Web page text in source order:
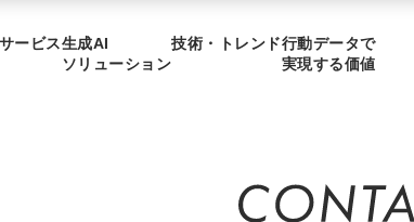
サービス生成AI
ソリューション
技術・トレンド行動データで
実現する価値